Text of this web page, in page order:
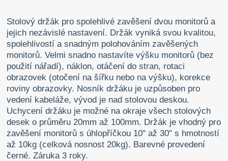
Stolový držák pro spolehlivé zavěšení dvou monitorů a
jejich nezávislé nastavení. Držák vyniká svou kvalitou,
spolehlivostí a snadným polohováním zavěšených
monitorů. Velmi snadno nastavíte výšku monitorů (bez
použití nářadí), náklon, otáčení do stran, rotaci
obrazovek (otočení na šířku nebo na výšku), korekce
roviny obrazovky. Nosník držáku je uzpůsoben pro
vedení kabeláže, vývod je nad stolovou deskou.
Uchycení držáku je možné na okraje všech stolových
desek o průměru 20mm až 100mm. Držák je vhodný pro
zavěšení monitorů s úhlopříčkou 10" až 30" s hmotností
až 10kg (celková nosnost 20kg). Barevné provedení
černé. Záruka 3 roky.